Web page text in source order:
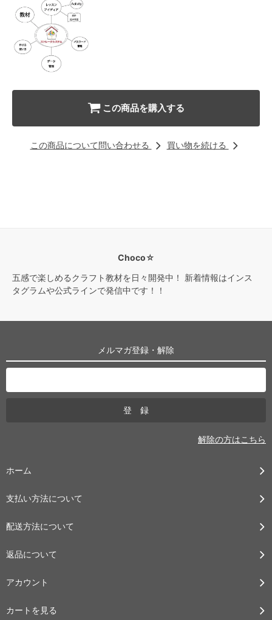
この商品を購入する
この商品について問い合わせる 買い物を続ける
Choco☆
五感で楽しめるクラフト教材を日々開発中！ 新着情報はインス
タグラムや公式ラインで発信中です！！
メルマガ登録・解除
解除の方はこちら
ホーム
支払い方法について
配送方法について
返品について
アカウント
カートを見る